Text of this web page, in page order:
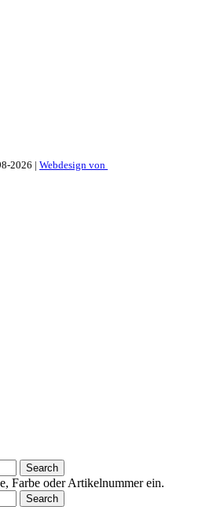
2026 | Webdesign von
Search
Farbe oder Artikelnummer ein.
Search